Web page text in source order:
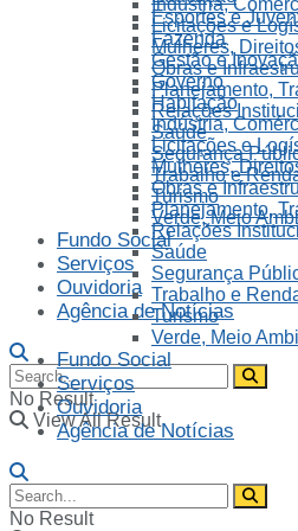
Indústria,
Licitações e
Mulheres,
Obras e
Planejamento,
Relações
Saúde
Segurança
Trabalho e
Turismo
Verde, Meio
Fundo Social
Serviços
Ouvidoria
Agência de Notícias
No Result
View All Result
Esportes e
Fazenda
Gestão e
Governo
Habitação
Indústria,
Licitações e
Mulheres,
Obras e
Planejamento,
Relações
Saúde
Segurança
Trabalho e
Turismo
Verde, Meio
Fundo Social
Serviços
Ouvidoria
Agência de Notícias
No Result